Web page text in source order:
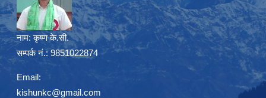
नाम: कृष्ण के.सी.
सम्पर्क नं.: 9851022874
Email:
kishunkc@gmail.com